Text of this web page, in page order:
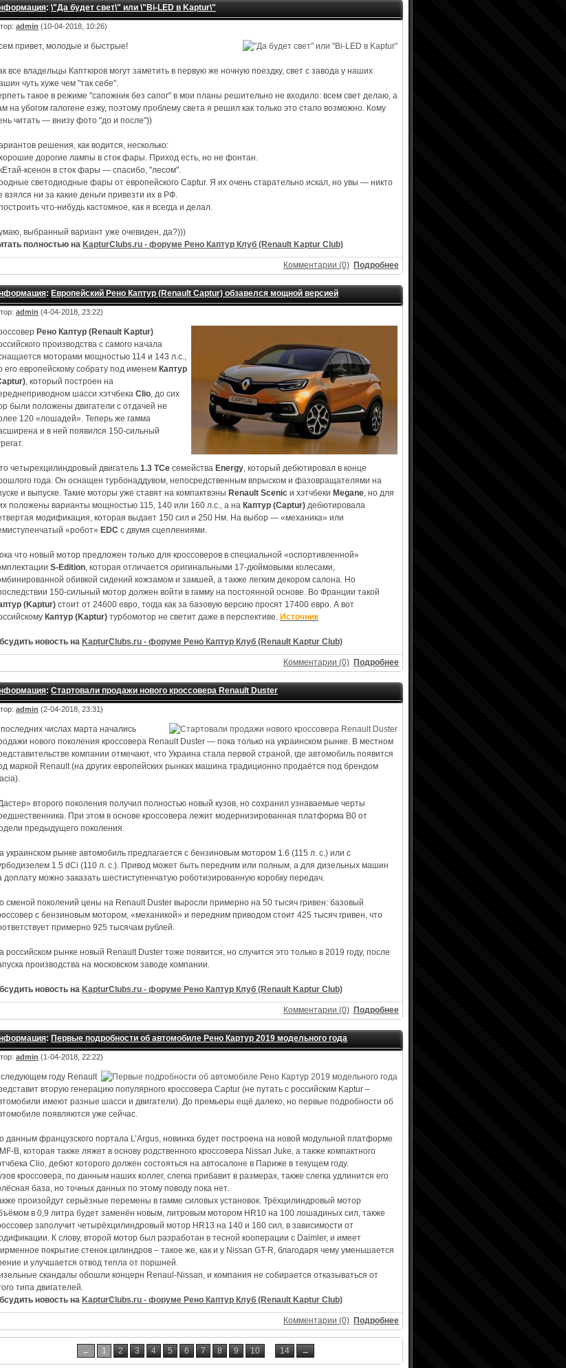
: \"Да будет свет\" или \"Bi-LED в Kaptur\"
admin (10-04-2018, 10:26)
привет, молодые и быстрые!
все владельцы Каптюров могут заметить в первую же ночную поездку, свет с завода у наших
чуть хуже чем "так себе".
такое в режиме "сапожник без сапог" в мои планы решительно не входило: всем свет делаю, а
на убогом галогене езжу, поэтому проблему света я решил как только это стало возможно. Кому
читать — внизу фото "до и после"))
решения, как водится, несколько:
дорогие лампы в сток фары. Приход есть, но не фонтан.
ксенон в сток фары — спасибо, "лесом".
светодиодные фары от европейского Captur. Я их очень старательно искал, но увы — никто
взялся ни за какие деньги привезти их в РФ.
что-нибудь кастомное, как я всегда и делал.
выбранный вариант уже очевиден, да?)))
полностью на KapturClubs.ru - форуме Рено Каптур Клуб (Renault Kaptur Club)
Комментарии (0) Подробнее
: Европейский Рено Каптур (Renault Captur) обзавелся мощной версией
admin (4-04-2018, 23:22)
Рено Каптур (Renault Kaptur)
производства с самого начала
моторами мощностью 114 и 143 л.с.,
его европейскому собрату под именем Каптур
, который построен на
шасси хэтчбека Clio, до сих
были положены двигатели с отдачей не
120 «лошадей». Теперь же гамма
и в ней появился 150-сильный
четырехцилиндровый двигатель 1.3 TCe семейства Energy, который дебютировал в конце
года. Он оснащен турбонаддувом, непосредственным впрыском и фазовращателями на
и выпуске. Такие моторы уже ставят на компактвэны Renault Scenic и хэтчбеки Megane, но для
положены варианты мощностью 115, 140 или 160 л.с., а на Каптур (Captur) дебютировала
модификация, которая выдает 150 сил и 250 Нм. На выбор — «механика» или
«робот» EDC с двумя сцеплениями.
что новый мотор предложен только для кроссоверов в специальной «оспортивленной»
S-Edition, которая отличается оригинальными 17-дюймовыми колесами,
обивкой сидений кожзамом и замшей, а также легким декором салона. Но
150-сильный мотор должен войти в гамму на постоянной основе. Во Франции такой
(Kaptur) стоит от 24600 евро, тогда как за базовую версию просят 17400 евро. А вот
Каптур (Kaptur) турбомотор не светит даже в перспективе. Источник
новость на KapturClubs.ru - форуме Рено Каптур Клуб (Renault Kaptur Club)
Комментарии (0) Подробнее
: Стартовали продажи нового кроссовера Renault Duster
admin (2-04-2018, 23:31)
числах марта начались
нового поколения кроссовера Renault Duster — пока только на украинском рынке. В местном
компании отмечают, что Украина стала первой страной, где автомобиль появится
маркой Renault (на других европейских рынках машина традиционно продаётся под брендом
второго поколения получил полностью новый кузов, но сохранил узнаваемые черты
При этом в основе кроссовера лежит модернизированная платформа B0 от
предыдущего поколения.
украинском рынке автомобиль предлагается с бензиновым мотором 1.6 (115 л. с.) или с
1.5 dCi (110 л. с.). Привод может быть передним или полным, а для дизельных машин
доплату можно заказать шестиступенчатую роботизированную коробку передач.
сменой поколений цены на Renault Duster выросли примерно на 50 тысяч гривен: базовый
с бензиновым мотором, «механикой» и передним приводом стоит 425 тысяч гривен, что
примерно 925 тысячам рублей.
российском рынке новый Renault Duster тоже появится, но случится это только в 2019 году, после
производства на московском заводе компании.
новость на KapturClubs.ru - форуме Рено Каптур Клуб (Renault Kaptur Club)
Комментарии (0) Подробнее
: Первые подробности об автомобиле Рено Картур 2019 модельного года
admin (1-04-2018, 22:22)
следующем году Renault
вторую генерацию популярного кроссовера Captur (не путать с российским Kaptur –
имеют разные шасси и двигатели). До премьеры ещё далеко, но первые подробности об
появляются уже сейчас.
данным французского портала L’Argus, новинка будет построена на новой модульной платформе
B, которая также ляжет в основу родственного кроссовера Nissan Juke, а также компактного
Clio, дебют которого должен состояться на автосалоне в Париже в текущем году.
кроссовера, по данным наших коллег, слегка прибавит в размерах, также слегка удлинится его
база, но точных данных по этому поводу пока нет.
произойдут серьёзные перемены в гамме силовых установок. Трёхцилиндровый мотор
в 0,9 литра будет заменён новым, литровым мотором HR10 на 100 лошадиных сил, также
заполучит четырёхцилиндровый мотор HR13 на 140 и 160 сил, в зависимости от
К слову, второй мотор был разработан в тесной кооперации с Daimler, и имеет
покрытие стенок цилиндров – такое же, как и у Nissan GT-R, благодаря чему уменьшается
и улучшается отвод тепла от поршней.
скандалы обошли концерн Renaul-Nissan, и компания не собирается отказываться от
типа двигателей.
новость на KapturClubs.ru - форуме Рено Каптур Клуб (Renault Kaptur Club)
Комментарии (0) Подробнее
← 1 2 3 4 5 6 7 8 9 10 ... 14 →